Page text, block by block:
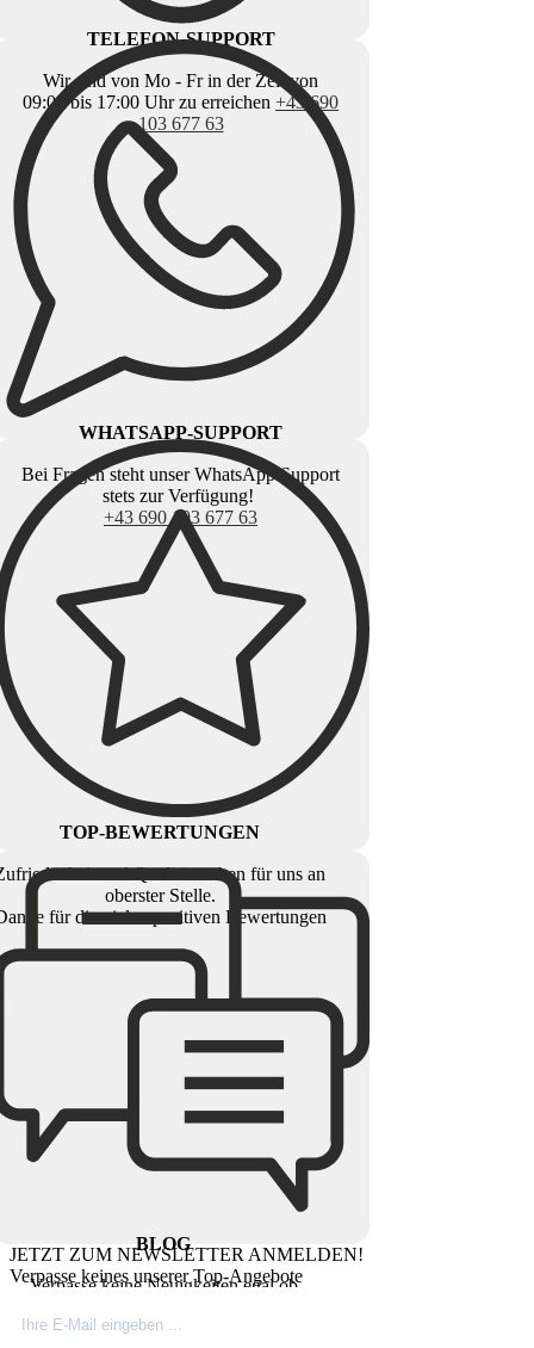
TELEFON-SUPPORT
Wir sind von Mo - Fr in der Zeit von
09:00 bis 17:00 Uhr zu erreichen +43 690
103 677 63
WHATSAPP-SUPPORT
Bei Fragen steht unser WhatsApp Support
stets zur Verfügung!
+43 690 103 677 63
TOP-BEWERTUNGEN
und Qualität stehen für uns an
oberster Stelle.
für die vielen positiven Bewertungen
BLOG
Verpasse keine Neuigkeiten egal ob
Firmeninfos. Besuche unseren Blog.
JETZT ZUM NEWSLETTER ANMELDEN!
Verpasse keines unserer Top-Angebote